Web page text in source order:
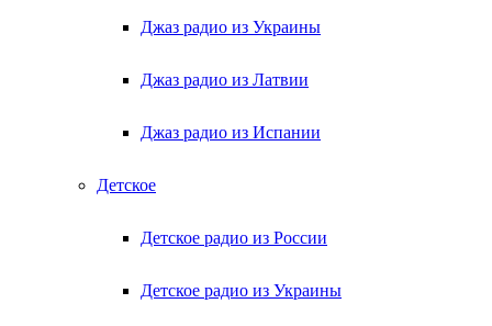
Джаз радио из Украины
Джаз радио из Латвии
Джаз радио из Испании
Детское
Детское радио из России
Детское радио из Украины